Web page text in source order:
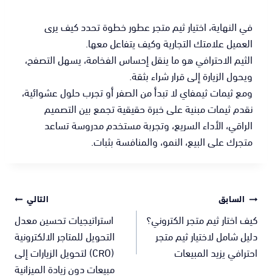
في النهاية، اختيار ثيم متجر عطور خطوة تحدد كيف يرى
العميل علامتك التجارية وكيف يتفاعل معها.
الثيم الاحترافي هو ما ينقل إحساس الفخامة، يسهل التصفح،
ويحول الزيارة إلى قرار شراء بثقة.
ومع ثيمات ثيمفاي لا تبدأ من الصفر أو تجرب حلول عشوائية،
نقدم ثيمات مبنية على خبرة حقيقية تجمع بين التصميم
الراقي، الأداء السريع، وتجربة مستخدم مدروسة تساعد
متجرك على البيع، النمو، والمنافسة بثبات.
السابق
كيف اختار ثيم متجر الكتروني؟
دليل شامل لاختيار ثيم متجر
احترافي يزيد المبيعات
التالي
استراتيجيات تحسين معدل
التحويل للمتاجر الالكترونية
(CRO) لتحويل الزيارات إلى
مبيعات دون زيادة الميزانية